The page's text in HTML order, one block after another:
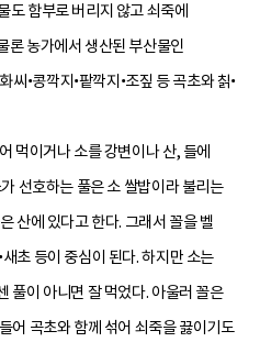
도 함부로 버리지 않고 쇠죽에
론 농가에서 생산된 부산물인
씨•콩깍지•팥깍지•조짚 등 곡초와 칡•
먹이거나 소를 강변이나 산, 들에
선호하는 풀은 소 쌀밥이라 불리는
산에 있다고 한다. 그래서 꼴을 벨
초 등이 중심이 된다. 하지만 소는
풀이 아니면 잘 먹었다. 아울러 꼴은
어 곡초와 함께 섞어 쇠죽을 끓이기도